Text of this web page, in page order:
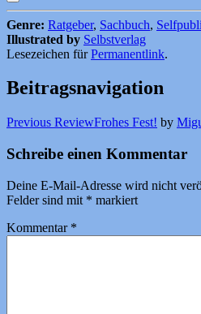
Genre: Ratgeber, Sachbuch,
Illustrated by Selbstverlag
Lesezeichen fürPermanentlink.
Beitragsnavigation
Previous ReviewFrohes Fest! by
Schreibe einen Kommentar
Deine E-Mail-Adresse wird nicht
Felder sind mit * markiert
Kommentar *